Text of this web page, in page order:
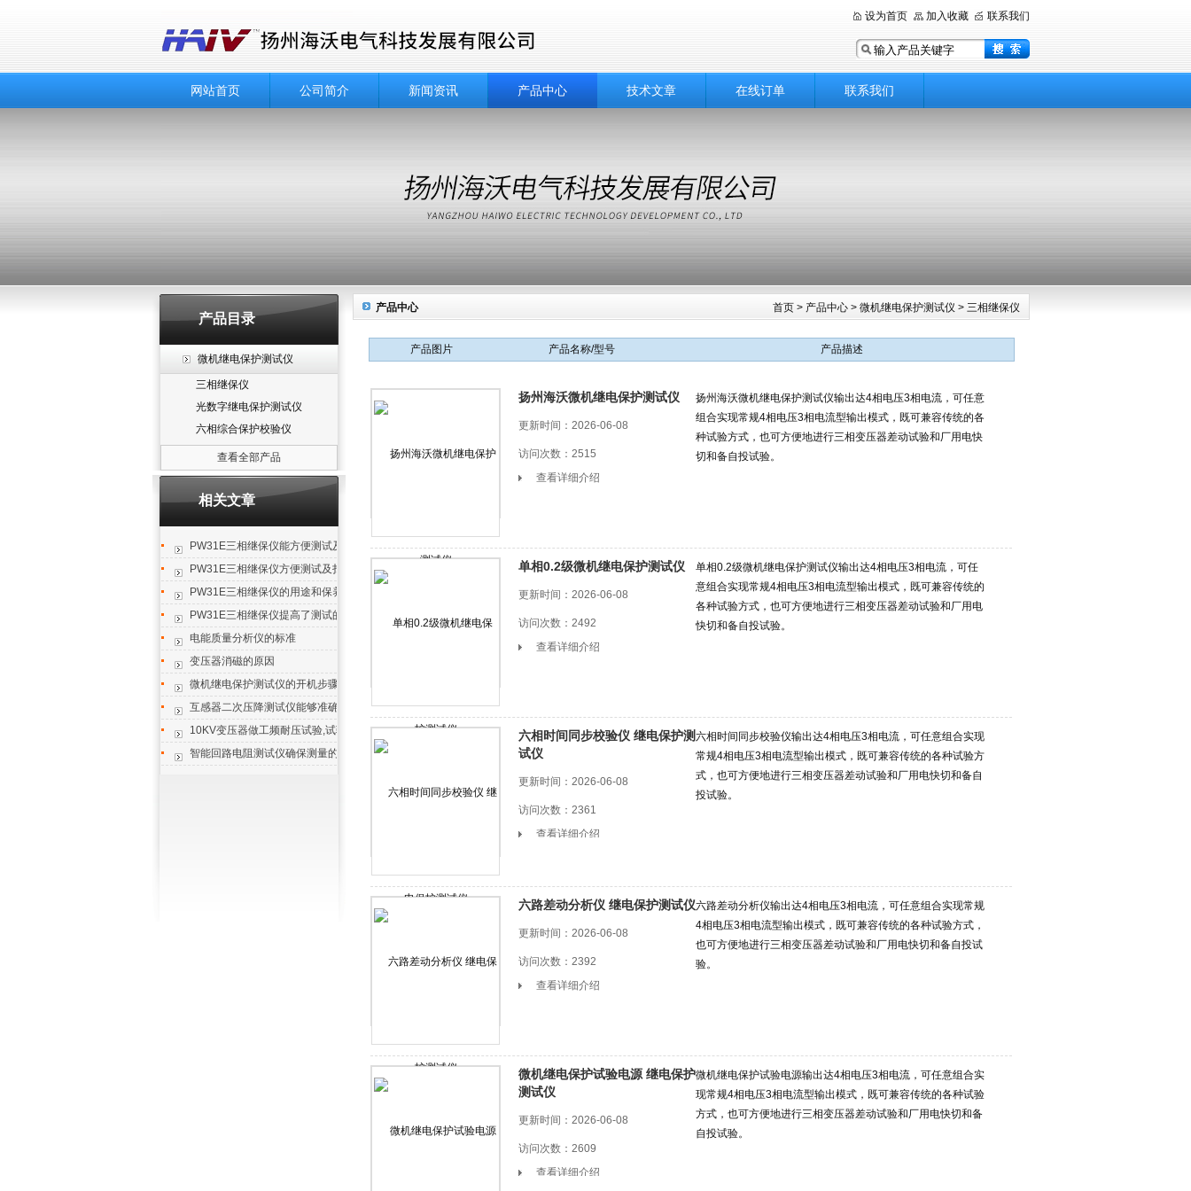
设为首页 加入收藏 联系我们
网站首页 公司简介 新闻资讯 产品中心 技术文章 在线订单 联系我们
产品目录
微机继电保护测试仪
三相继保仪
光数字继电保护测试仪
六相综合保护校验仪
查看全部产品
相关文章
PW31E三相继保仪能方便测试及扫描各种定值
PW31E三相继保仪方便测试及扫描各种保护定值
PW31E三相继保仪的用途和保养方法
PW31E三相继保仪提高了测试的准确性
电能质量分析仪的标准
变压器消磁的原因
微机继电保护测试仪的开机步骤及注意事项
互感器二次压降测试仪能够准确测量出微小的电压降变化
10KV变压器做工频耐压试验,试验电压为额定电压的多少倍?
智能回路电阻测试仪确保测量的准确度
首页 > 产品中心 > 微机继电保护测试仪 > 三相继保仪
产品中心
产品图片 产品名称/型号 产品描述
扬州海沃微机继电保护测试仪
更新时间：2026-06-08
访问次数：2515
查看详细介绍
扬州海沃微机继电保护测试仪输出达4相电压3相电流，可任意
组合实现常规4相电压3相电流型输出模式，既可兼容传统的各
种试验方式，也可方便地进行三相变压器差动试验和厂用电快
切和备自投试验。
单相0.2级微机继电保护测试仪
更新时间：2026-06-08
访问次数：2492
查看详细介绍
单相0.2级微机继电保护测试仪输出达4相电压3相电流，可任
意组合实现常规4相电压3相电流型输出模式，既可兼容传统的
各种试验方式，也可方便地进行三相变压器差动试验和厂用电
快切和备自投试验。
六相时间同步校验仪 继电保护测
试仪
更新时间：2026-06-08
访问次数：2361
查看详细介绍
六相时间同步校验仪输出达4相电压3相电流，可任意组合实现
常规4相电压3相电流型输出模式，既可兼容传统的各种试验方
式，也可方便地进行三相变压器差动试验和厂用电快切和备自
投试验。
六路差动分析仪 继电保护测试仪
更新时间：2026-06-08
访问次数：2392
查看详细介绍
六路差动分析仪输出达4相电压3相电流，可任意组合实现常规
4相电压3相电流型输出模式，既可兼容传统的各种试验方式，
也可方便地进行三相变压器差动试验和厂用电快切和备自投试
验。
微机继电保护试验电源 继电保护
测试仪
更新时间：2026-06-08
访问次数：2609
查看详细介绍
微机继电保护试验电源输出达4相电压3相电流，可任意组合实
现常规4相电压3相电流型输出模式，既可兼容传统的各种试验
方式，也可方便地进行三相变压器差动试验和厂用电快切和备
自投试验。